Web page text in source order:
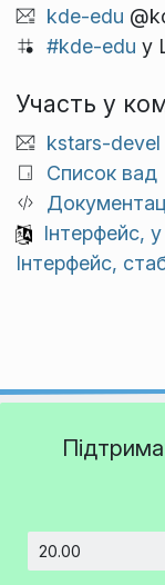
kde-edu
#kde-edu у
Участь у
kstars-devel
Список вад
Інтерфейс,
Інтерфейс,